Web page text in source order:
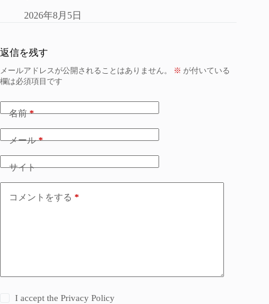
2026年8月5日
返信を残す
メールアドレスが公開されることはありません。 ※ が付いている
欄は必須項目です
名前*
メール*
サイト
コメントをする *
I accept thePrivacy Policy